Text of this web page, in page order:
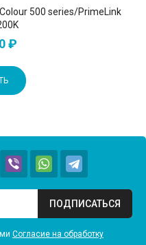
500 series/PrimeLink
₽
ПОДПИСАТЬСЯ
Согласие на обработку